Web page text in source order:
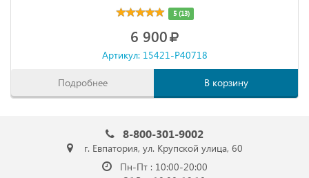
5 (13)
6 900
Артикул: 15421-P40718
Подробнее В корзину
8-800-301-9002
г. Евпатория, ул. Крупской улица, 60
Пн-Пт : 10:00-20:00